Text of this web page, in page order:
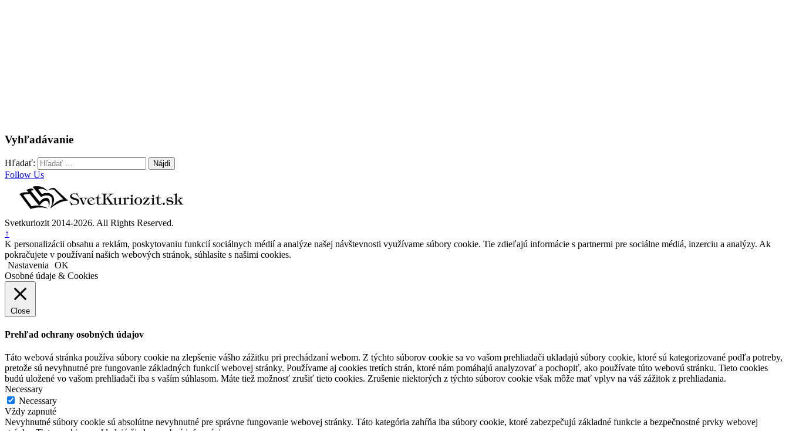
Vyhľadávanie
Hľadať:
Follow Us
Svetkuriozit 2014-2026. All Rights Reserved.
↑
K personalizácii obsahu a reklám, poskytovaniu funkcií sociálnych médií a analýze našej návštevnosti využívame súbory cookie. Tie zdieľajú informácie s partnermi pre sociálne médiá, inzerciu a analýzy. Ak
pokračujete v používaní našich webových stránok, súhlasíte s našimi cookies.
Nastavenia
OK
Osobné údaje & Cookies
Close
Prehľad ochrany osobných údajov
Táto webová stránka používa súbory cookie na zlepšenie vášho zážitku pri prechádzaní webom. Z týchto súborov cookie sa vo vašom prehliadači ukladajú súbory cookie, ktoré sú kategorizované podľa potreby,
pretože sú nevyhnutné pre fungovanie základných funkcií webovej stránky. Používame aj cookies tretích strán, ktoré nám pomáhajú analyzovať a pochopiť, ako používate túto webovú stránku. Tieto cookies
budú uložené vo vašom prehliadači iba s vaším súhlasom. Máte tiež možnosť zrušiť tieto cookies. Zrušenie niektorých z týchto súborov cookie však môže mať vplyv na váš zážitok z prehliadania.
Necessary
Necessary
Vždy zapnuté
Nevyhnutné súbory cookie sú absolútne nevyhnutné pre správne fungovanie webovej stránky. Táto kategória zahŕňa iba súbory cookie, ktoré zabezpečujú základné funkcie a bezpečnostné prvky webovej